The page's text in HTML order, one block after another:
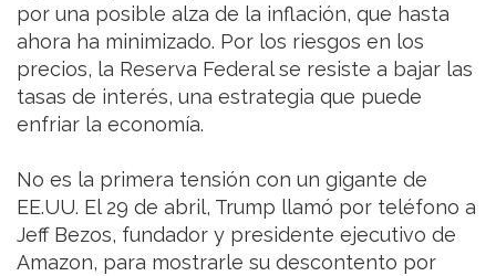
por una posible alza de la inflación, que hasta
ahora ha minimizado. Por los riesgos en los
precios, la Reserva Federal se resiste a bajar las
tasas de interés, una estrategia que puede
enfriar la economía.
No es la primera tensión con un gigante de
EE.UU. El 29 de abril, Trump llamó por teléfono a
Jeff Bezos, fundador y presidente ejecutivo de
Amazon, para mostrarle su descontento por